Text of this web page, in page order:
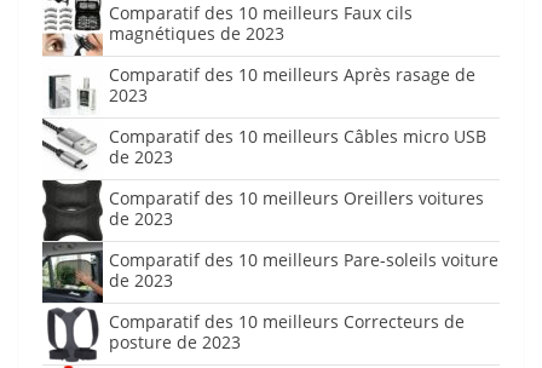
Comparatif des 10 meilleurs Faux cils
magnétiques de 2023
Comparatif des 10 meilleurs Après rasage de
2023
Comparatif des 10 meilleurs Câbles micro USB
de 2023
Comparatif des 10 meilleurs Oreillers voitures
de 2023
Comparatif des 10 meilleurs Pare-soleils voiture
de 2023
Comparatif des 10 meilleurs Correcteurs de
posture de 2023